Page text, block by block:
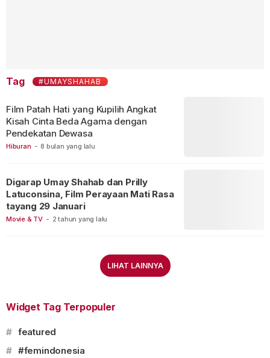
Tag #UMAYSHAHAB
Hiburan - 8 bulan yang lalu
Film Patah Hati yang Kupilih Angkat
Kisah Cinta Beda Agama dengan
Pendekatan Dewasa
Movie & TV - 2 tahun yang lalu
Digarap Umay Shahab dan Prilly
Latuconsina, Film Perayaan Mati Rasa
tayang 29 Januari
LIHAT LAINNYA
Widget Tag Terpopuler
# featured
# #femindonesia